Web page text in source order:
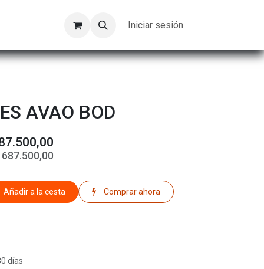
Trabajos Iniciar sesión
AVAO BOD
687.500,00
Añadir a la cesta Comprar ahora
días